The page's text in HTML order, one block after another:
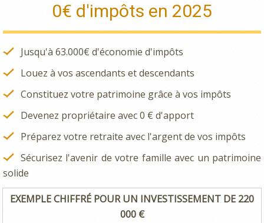
0€ d'impôts en 2025
Jusqu'à 63.000€ d'économie d'impôts
Louez à vos ascendants et descendants
Constituez votre patrimoine grâce à vos impôts
Devenez propriétaire avec 0 € d'apport
Préparez votre retraite avec l'argent de vos impôts
Sécurisez l'avenir de votre famille avec un patrimoine
solide
EXEMPLE CHIFFRÉ POUR UN INVESTISSEMENT DE 220
000 €